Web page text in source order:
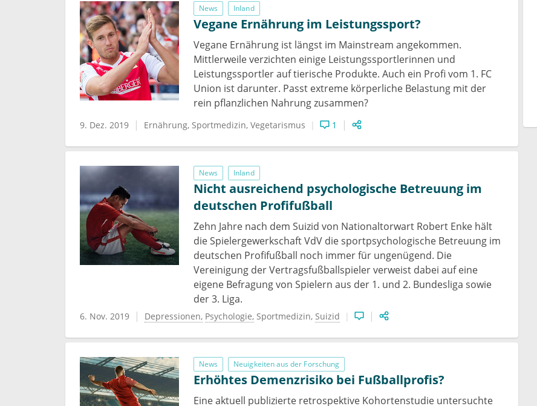
News Inland
Vegane Ernährung im Leistungssport?
Vegane Ernährung ist längst im Mainstream angekommen.
Mittlerweile verzichten einige Leistungssportlerinnen und
Leistungssportler auf tierische Produkte. Auch ein Profi vom 1. FC
Union ist darunter. Passt extreme körperliche Belastung mit der
rein pflanzlichen Nahrung zusammen?
9. Dez. 2019 Ernährung Sportmedizin Vegetarismus 1
News Inland
Nicht ausreichend psychologische Betreuung im
deutschen Profifußball
Zehn Jahre nach dem Suizid von Nationaltorwart Robert Enke hält
die Spielergewerkschaft VdV die sportpsychologische Betreuung im
deutschen Profifußball noch immer für ungenügend. Die
Vereinigung der Vertragsfußballspieler verweist dabei auf eine
eigene Befragung von Spielern aus der 1. und 2. Bundesliga sowie
der 3. Liga.
6. Nov. 2019 Depressionen Psychologie Sportmedizin Suizid
News Neuigkeiten aus der Forschung
Erhöhtes Demenzrisiko bei Fußballprofis?
Eine aktuell publizierte retrospektive Kohortenstudie untersuchte